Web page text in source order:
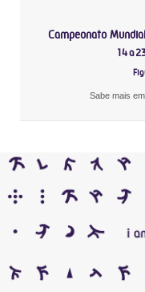
Campeonato
14 a
Sabe mais